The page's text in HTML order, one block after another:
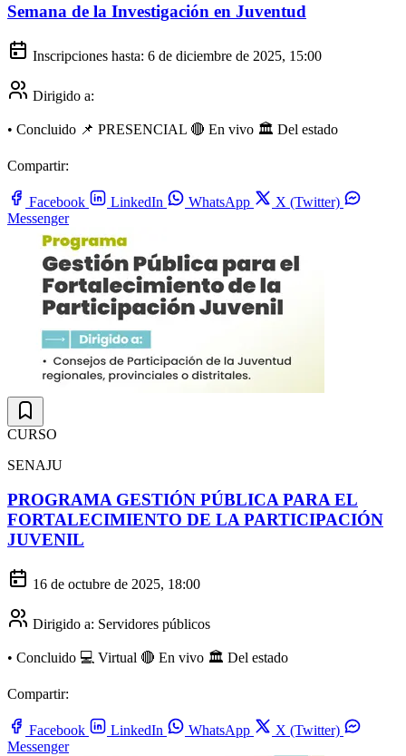
Semana de la Investigación en Juventud
Inscripciones hasta: 6 de diciembre de 2025, 15:00
Dirigido a:
• Concluido 📌 PRESENCIAL 🔴 En vivo 🏛️ Del estado
Compartir:
Facebook LinkedIn WhatsApp
X (Twitter)
Messenger
CURSO
SENAJU
PROGRAMA GESTIÓN PÚBLICA PARA EL
FORTALECIMIENTO DE LA PARTICIPACIÓN
JUVENIL
16 de octubre de 2025, 18:00
Dirigido a: Servidores públicos
• Concluido 💻 Virtual 🔴 En vivo 🏛️ Del estado
Compartir:
Facebook LinkedIn WhatsApp
X (Twitter)
Messenger